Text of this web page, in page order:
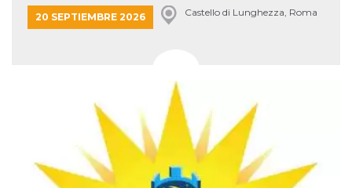
20 SEPTIEMBRE 2026 Castello di Lunghezza, Roma